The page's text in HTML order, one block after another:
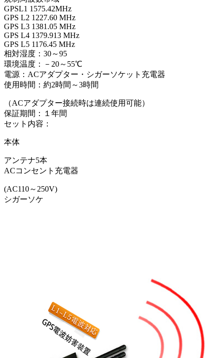
GPSL1 1575.42MHz
GPS L2 1227.60 MHz
GPS L3 1381.05 MHz
GPS L4 1379.913 MHz
GPS L5 1176.45 MHz
相対湿度：30～95
環境温度：－20～55℃
電源：ACアダプター・シガーソケット充電器
使用時間：約2時間～3時間
（ACアダプター接続時は連続使用可能）
保証期間：１年間
セット内容：
本体
アンテナ5本
ACコンセント充電器
(AC110～250V)
シガーソケ